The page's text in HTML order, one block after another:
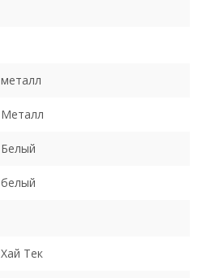
металл
Металл
Белый
белый
Хай Тек